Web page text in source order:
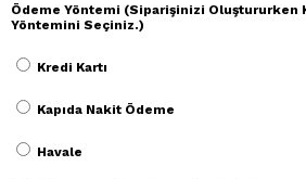
Ödeme Yöntemi (Siparişinizi Oluştururken
Yöntemini Seçiniz.)
Kredi Kartı
Kapıda Nakit Ödeme
Havale